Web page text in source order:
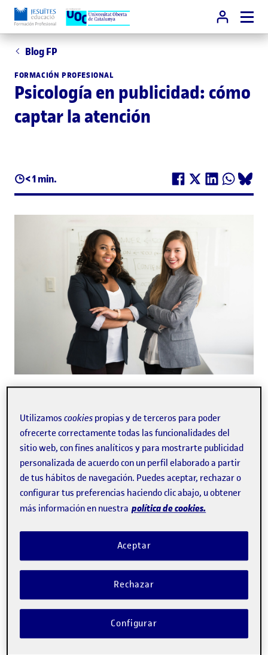
Blog FP
FORMACIÓN PROFESIONAL
Psicología en publicidad: cómo
captar la atención
< 1 min.
atención de los consumidores en cuestión de
segundos es el principal reto de las marcas. Para
lograrlo, cada vez más profesionales del marketing
recurren a la psicología, con el objetivo de entender
cómo funciona la mente humana para crear
mensajes que sean efectivos y memorables. Esta
estrategia no solo permite conectar más rápido con
el público, sino que también potencia el impacto de
Estrategias de psicología en
publicidad
Existen varios principios psicológicos clave que
pueden aplicarse en campañas publicitarias para
Utilizamoscookies propias y de terceros para poder
ofrecerte correctamente todas las funcionalidades del
sitio web, con fines analíticos y para mostrarte publicidad
personalizada de acuerdo con un perfil elaborado a partir
de tus hábitos de navegación. Puedes aceptar, rechazar o
configurar tus preferencias haciendo clic abajo, u obtener
más información en nuestra política de cookies.
Rechazar
Aceptar
Configurar